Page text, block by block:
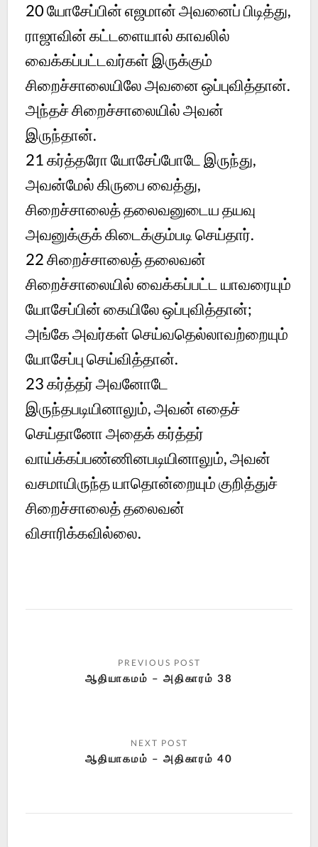
20யோசேப்பின் எஜமான் அவனைப் பிடித்து,
ராஜாவின் கட்டளையால் காவலில்
வைக்கப்பட்டவர்கள் இருக்கும்
சிறைச்சாலையிலே அவனை ஒப்புவித்தான்.
அந்தச் சிறைச்சாலையில் அவன்
இருந்தான்.
21கர்த்தரோ யோசேப்போடே இருந்து,
அவன்மேல் கிருபை வைத்து,
சிறைச்சாலைத் தலைவனுடைய தயவு
அவனுக்குக் கிடைக்கும்படி செய்தார்.
22சிறைச்சாலைத் தலைவன்
சிறைச்சாலையில் வைக்கப்பட்ட யாவரையும்
யோசேப்பின் கையிலே ஒப்புவித்தான்;
அங்கே அவர்கள் செய்வதெல்லாவற்றையும்
யோசேப்பு செய்வித்தான்.
23கர்த்தர் அவனோடே
இருந்தபடியினாலும், அவன் எதைச்
செய்தானோ அதைக் கர்த்தர்
வாய்க்கப்பண்ணினபடியினாலும், அவன்
வசமாயிருந்த யாதொன்றையும் குறித்துச்
சிறைச்சாலைத் தலைவன்
விசாரிக்கவில்லை.
ஆதியாகமம் – அதிகாரம் 38
ஆதியாகமம் – அதிகாரம் 40